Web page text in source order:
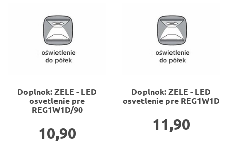
Doplnok: ZELE - LED
osvetlenie pre
REG1W1D/90
10,90
Doplnok: ZELE - LED
osvetlenie pre REG1W1D
11,90